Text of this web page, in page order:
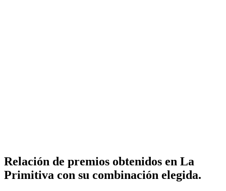
Relación de premios obtenidos en La
Primitiva con su combinación elegida.